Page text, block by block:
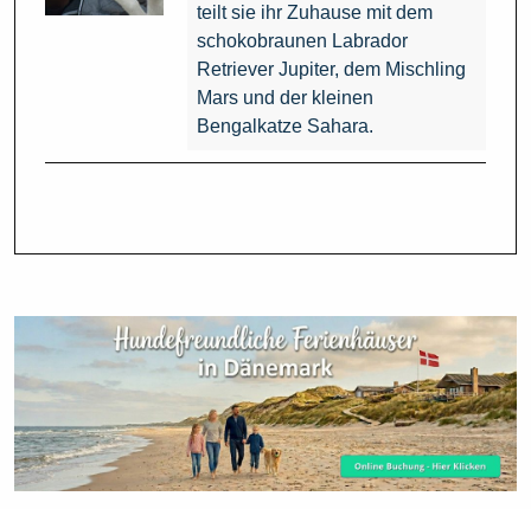
teilt sie ihr Zuhause mit dem
schokobraunen Labrador
Retriever Jupiter, dem Mischling
Mars und der kleinen
Bengalkatze Sahara.